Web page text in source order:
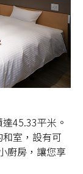
45.33平米。
室，設有可
廚房，讓您享